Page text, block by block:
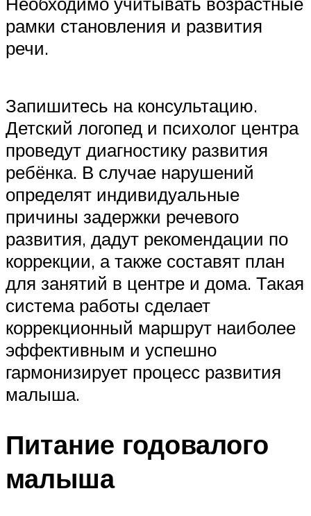
рамки становления и развития
речи.
Запишитесь на консультацию.
Детский логопед и психолог центра
проведут диагностику развития
ребёнка. В случае нарушений
определят индивидуальные
причины задержки речевого
развития, дадут рекомендации по
коррекции, а также составят план
для занятий в центре и дома. Такая
система работы сделает
коррекционный маршрут наиболее
эффективным и успешно
гармонизирует процесс развития
малыша.
Питание годовалого
малыша